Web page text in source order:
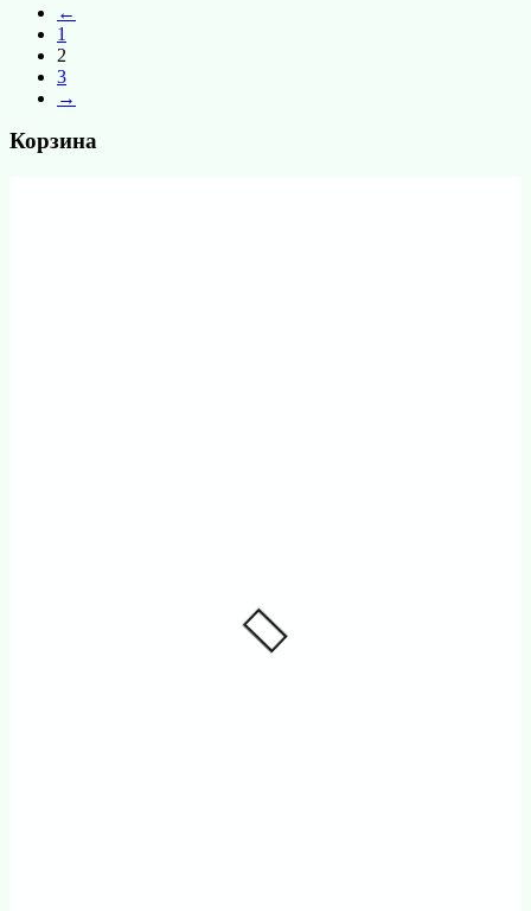
←
1
2
3
→
Корзина